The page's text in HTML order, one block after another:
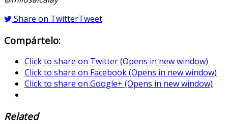
Share on TwitterTweet
Compártelo:
Click to share on Twitter (Opens in new window)
Click to share on Facebook (Opens in new window)
Click to share on Google+ (Opens in new window)
Related